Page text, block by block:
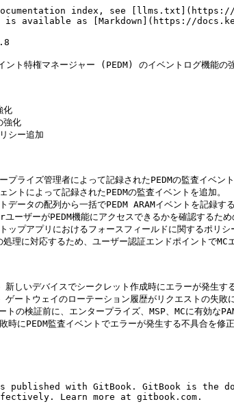
index, see
is available as [Markdown](https://
ント特権マネージャー (PEDM) のイベントログ機能の
化
強化
シー追加
イズ管理者によって記録されたPEDMの監査イベント
によって記録されたPEDMの監査イベントを追加。
タの配列から一括でPEDM ARAMイベントを記録する
ーがPEDM機能にアクセスできるかを確認するため
アプリにおけるフォースフィールドに関するポリシ
に対応するため、ユーザー認証エンドポイントでMC
デバイスでシークレット作成時にエラーが発生する
ウェイのローテーション履歴がリクエストの失敗に
検証前に、エンタープライズ、MSP、MCに有効な
PEDM監査イベントでエラーが発生する不具合を修正
published with GitBook. GitBook is the
Learn more at gitbook.com.